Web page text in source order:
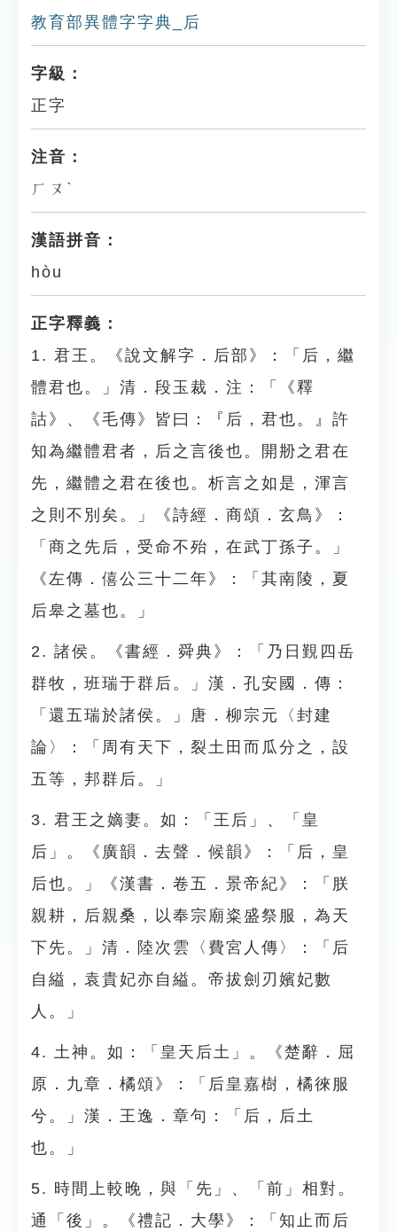
教育部異體字字典_后
字級：
正字
注音：
ㄏㄡˋ
漢語拼音：
hòu
正字釋義：
1. 君王。《說文解字．后部》：「后，繼
體君也。」清．段玉裁．注：「《釋
詁》、《毛傳》皆曰：『后，君也。』許
知為繼體君者，后之言後也。開刱之君在
先，繼體之君在後也。析言之如是，渾言
之則不別矣。」《詩經．商頌．玄鳥》：
「商之先后，受命不殆，在武丁孫子。」
《左傳．僖公三十二年》：「其南陵，夏
后皋之墓也。」
2. 諸侯。《書經．舜典》：「乃日覲四岳
群牧，班瑞于群后。」漢．孔安國．傳：
「還五瑞於諸侯。」唐．柳宗元〈封建
論〉：「周有天下，裂土田而瓜分之，設
五等，邦群后。」
3. 君王之嫡妻。如：「王后」、「皇
后」。《廣韻．去聲．候韻》：「后，皇
后也。」《漢書．卷五．景帝紀》：「朕
親耕，后親桑，以奉宗廟粢盛祭服，為天
下先。」清．陸次雲〈費宮人傳〉：「后
自縊，袁貴妃亦自縊。帝拔劍刃嬪妃數
人。」
4. 土神。如：「皇天后土」。《楚辭．屈
原．九章．橘頌》：「后皇嘉樹，橘徠服
兮。」漢．王逸．章句：「后，后土
也。」
5. 時間上較晚，與「先」、「前」相對。
通「後」。《禮記．大學》：「知止而后